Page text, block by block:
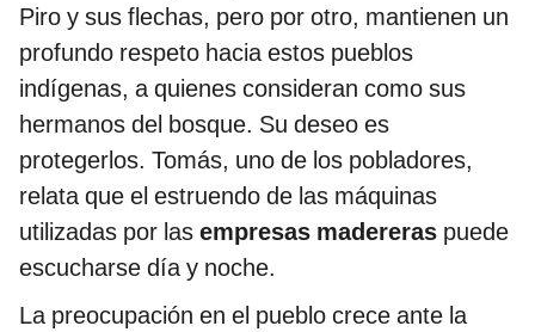
Piro y sus flechas, pero por otro, mantienen un
profundo respeto hacia estos pueblos
indígenas, a quienes consideran como sus
hermanos del bosque. Su deseo es
protegerlos. Tomás, uno de los pobladores,
relata que el estruendo de las máquinas
utilizadas por las empresas madereras puede
escucharse día y noche.
La preocupación en el pueblo crece ante la